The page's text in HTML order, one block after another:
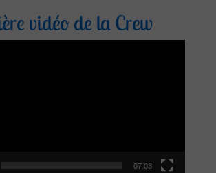
vidéo de la Crew
07:03